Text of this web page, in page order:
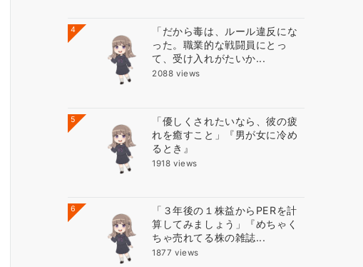
4
「だから毒は、ルール違反にな
った。職業的な戦闘員にとっ
て、受け入れがたいか...
2088 views
5
「優しくされたいなら、彼の疲
れを癒すこと」『男が女に冷め
るとき』
1918 views
6
「３年後の１株益からPERを計
算してみましょう」『めちゃく
ちゃ売れてる株の雑誌...
1877 views